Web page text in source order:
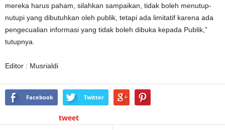
mereka harus paham, silahkan sampaikan, tidak boleh menutup-
nutupi yang dibutuhkan oleh publik, tetapi ada limitatif karena ada
pengecualian informasi yang tidak boleh dibuka kepada Publik,”
tutupnya.
Editor : Musrialdi
Facebook Twitter
tweet